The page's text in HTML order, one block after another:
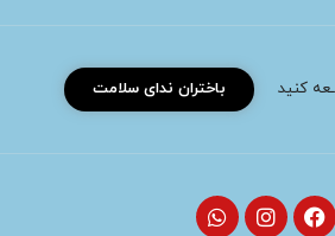
کنید باختران ندای سلامت